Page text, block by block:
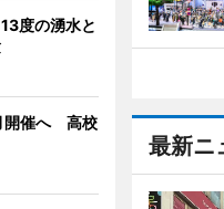
最新ニ
度の湧水と
開催へ 高校